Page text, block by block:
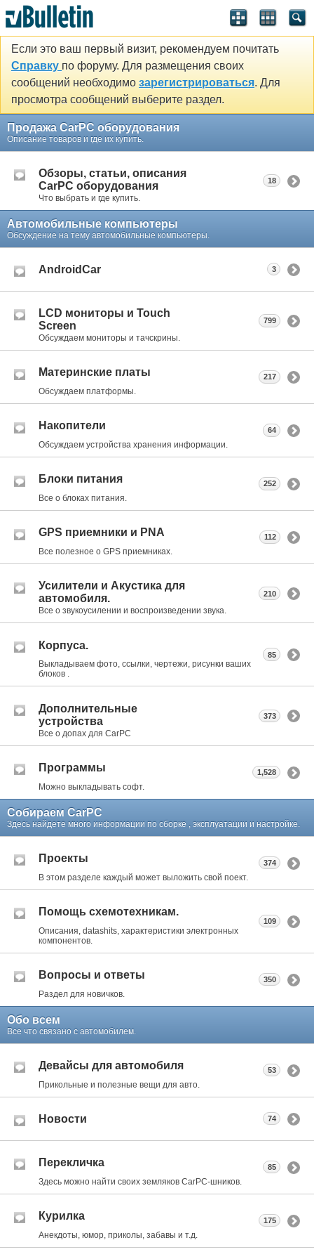
Если это ваш первый визит, рекомендуем почитать
Справку по форуму. Для размещения своих
сообщений необходимо зарегистрироваться. Для
просмотра сообщений выберите раздел.
Продажа CarPC оборудования
Описание товаров и где их купить.
Обзоры, статьи, описания
CarPC оборудования
Что выбрать и где купить.
18
Автомобильные компьютеры
Обсуждение на тему автомобильные компьютеры.
AndroidCar 3
LCD мониторы и Touch
Screen
Обсуждаем мониторы и тачскрины.
799
Материнские платы
Обсуждаем платформы.
217
Накопители
Обсуждаем устройства хранения информации.
64
Блоки питания
Все о блоках питания.
252
GPS приемники и PNA
Все полезное о GPS приемниках.
112
Усилители и Акустика для
автомобиля.
Все о звукоусилении и воспроизведении звука.
210
Корпуса.
Выкладываем фото, ссылки, чертежи, рисунки ваших
блоков .
85
Дополнительные
устройства
Все о допах для CarPC
373
Программы
Можно выкладывать софт.
1,528
Собираем CarPC
Здесь найдете много информации по сборке , эксплуатации и настройке.
Проекты
В этом разделе каждый может выложить свой поект.
374
Помощь схемотехникам.
Описания, datashits, характеристики электронных
компонентов.
109
Вопросы и ответы
Раздел для новичков.
350
Обо всем
Все что связано с автомобилем.
Девайсы для автомобиля
Прикольные и полезные вещи для авто.
53
Новости 74
Перекличка
Здесь можно найти своих земляков CarPC-шников.
85
Курилка
Анекдоты, юмор, приколы, забавы и т.д.
175